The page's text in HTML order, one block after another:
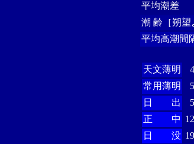
平均潮差
潮 齢［朔望
平均高潮間
天文薄明
常用薄明
日 出
正 中
日 没